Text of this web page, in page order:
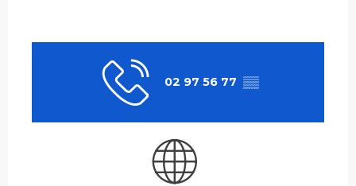
02 97 56 77 ▒▒